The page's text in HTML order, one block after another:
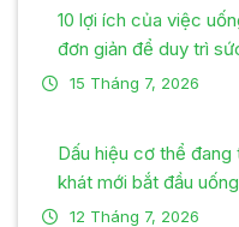
10 lợi ích của việc
đơn giản để duy trì
15 Tháng 7, 2026
Dấu hiệu cơ thể
khát mới bắt đầu uống
12 Tháng 7, 2026